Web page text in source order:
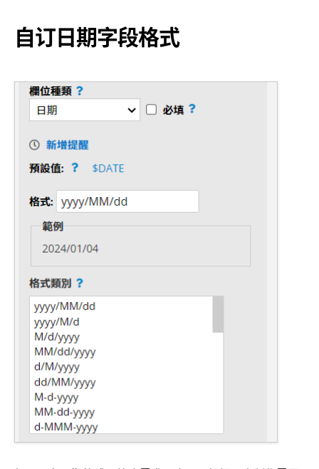
自订日期字段格式